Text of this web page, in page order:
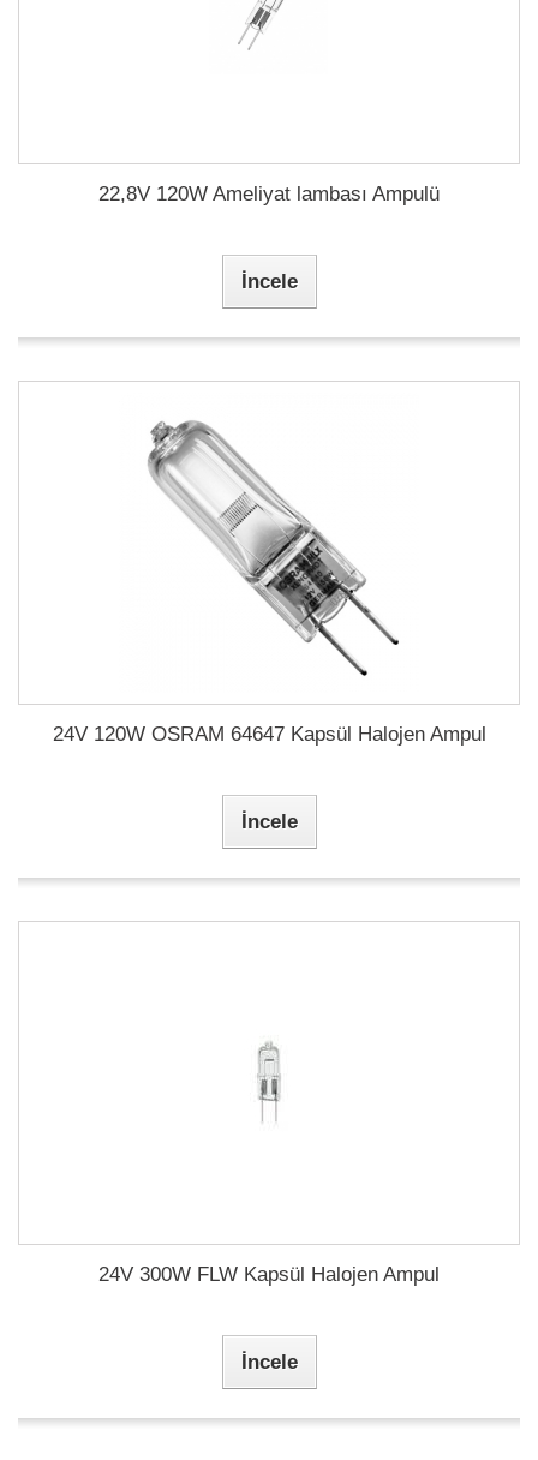
22,8V 120W Ameliyat lambası Ampulü
İncele
24V 120W OSRAM 64647 Kapsül Halojen Ampul
İncele
24V 300W FLW Kapsül Halojen Ampul
İncele